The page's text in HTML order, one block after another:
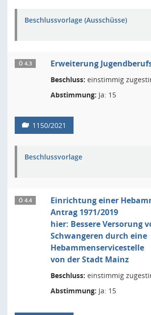
Beschlussvorlage (Ausschüsse)
Ö 4.3 Erweiterung
Beschluss: einstimmig
Abstimmung: Ja: 15
1150/2021
Beschlussvorlage
Ö 4.4
Einrichtung einer
Antrag 1971/2019
hier: Bessere Versorung
Schwangeren durch eine
Hebammenservicestelle
von der Stadt Mainz
Beschluss: einstimmig
Abstimmung: Ja: 15